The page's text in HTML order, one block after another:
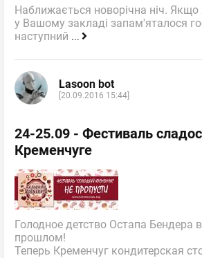
Наближається новорічна ніч. Якщо
у Вашому закладі запам'яталося
наступний ...
Lasoon bot
[20.09.2016 15:44]
24-25.09 - Фестиваль
Кременчуге
Голодное детство Остапа Бендера
прошлом!
Теперь Кременчуг кондитерская